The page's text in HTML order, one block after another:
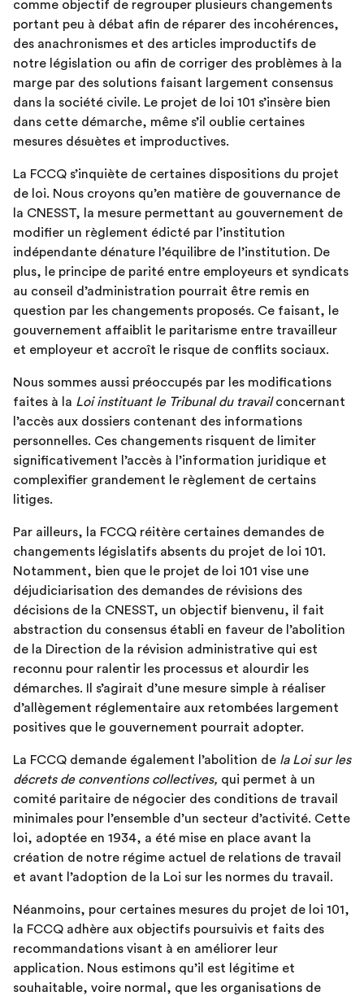
comme objectif de regrouper plusieurs changements
portant peu à débat afin de réparer des incohérences,
des anachronismes et des articles improductifs de
notre législation ou afin de corriger des problèmes à la
marge par des solutions faisant largement consensus
dans la société civile. Le projet de loi 101 s’insère bien
dans cette démarche, même s’il oublie certaines
mesures désuètes et improductives.
La FCCQ s’inquiète de certaines dispositions du projet
de loi. Nous croyons qu’en matière de gouvernance de
la CNESST, la mesure permettant au gouvernement de
modifier un règlement édicté par l’institution
indépendante dénature l’équilibre de l’institution. De
plus, le principe de parité entre employeurs et syndicats
au conseil d’administration pourrait être remis en
question par les changements proposés. Ce faisant, le
gouvernement affaiblit le paritarisme entre travailleur
et employeur et accroît le risque de conflits sociaux.
Nous sommes aussi préoccupés par les modifications
faites à la Loi instituant le Tribunal du travailconcernant
l’accès aux dossiers contenant des informations
personnelles. Ces changements risquent de limiter
significativement l’accès à l’information juridique et
complexifier grandement le règlement de certains
litiges.
Par ailleurs, la FCCQ réitère certaines demandes de
changements législatifs absents du projet de loi 101.
Notamment, bien que le projet de loi 101 vise une
déjudiciarisation des demandes de révisions des
décisions de la CNESST, un objectif bienvenu, il fait
abstraction du consensus établi en faveur de l’abolition
de la Direction de la révision administrative qui est
reconnu pour ralentir les processus et alourdir les
démarches. Il s’agirait d’une mesure simple à réaliser
d’allègement réglementaire aux retombées largement
positives que le gouvernement pourrait adopter.
La FCCQ demande également l’abolition de la Loi sur les
décrets de conventions collectives, qui permet à un
comité paritaire de négocier des conditions de travail
minimales pour l’ensemble d’un secteur d’activité. Cette
loi, adoptée en 1934, a été mise en place avant la
création de notre régime actuel de relations de travail
et avant l’adoption de la Loi sur les normes du travail.
Néanmoins, pour certaines mesures du projet de loi 101,
la FCCQ adhère aux objectifs poursuivis et faits des
recommandations visant à en améliorer leur
application. Nous estimons qu’il est légitime et
souhaitable, voire normal, que les organisations de